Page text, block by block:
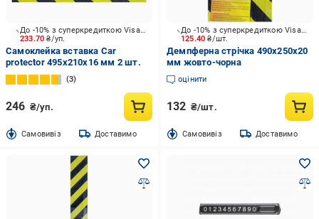
233.70₴/уп.
До -10% з суперкредиткою Visa Вигода
Самоклейка вставка Car
protector 495x210x16 мм 2 шт.
3
246 ₴/уп.
Cамовивіз Доставимо
125.40₴/шт.
До -10% з суперкредиткою Visa Вигода
Демпферна стрічка 490x250x20
мм жовто-чорна
оцінити
132 ₴/шт.
Cамовивіз Доставимо